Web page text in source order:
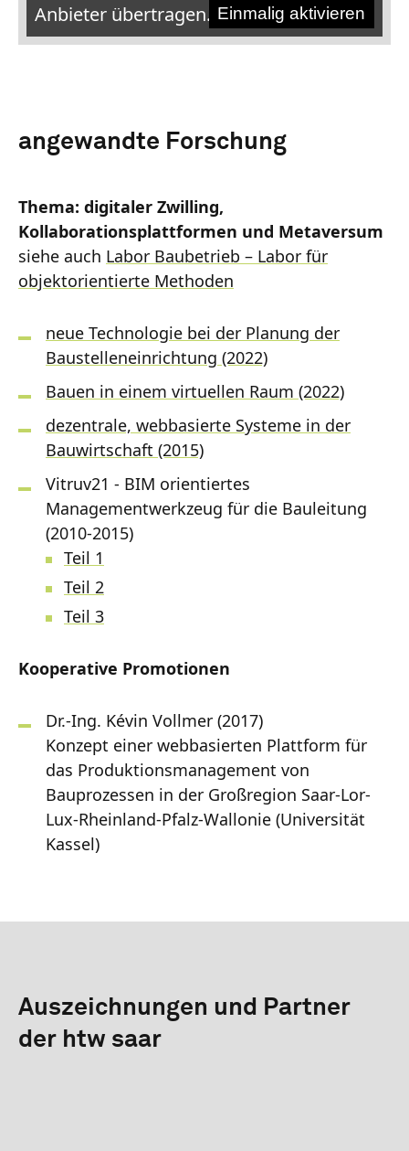
Anbieter übertragen. Einmalig aktivieren
angewandte Forschung
Thema: digitaler Zwilling,
Kollaborationsplattformen und Metaversum
siehe auch Labor Baubetrieb – Labor für
objektorientierte Methoden
neue Technologie bei der Planung der
Baustelleneinrichtung (2022)
Bauen in einem virtuellen Raum (2022)
dezentrale, webbasierte Systeme in der
Bauwirtschaft (2015)
Vitruv21 - BIM orientiertes
Managementwerkzeug für die Bauleitung
(2010-2015)
Teil 1
Teil 2
Teil 3
Kooperative Promotionen
Dr.-Ing. Kévin Vollmer (2017)
Konzept einer webbasierten Plattform für
das Produktionsmanagement von
Bauprozessen in der Großregion Saar-Lor-
Lux-Rheinland-Pfalz-Wallonie (Universität
Kassel)
Auszeichnungen und Partner
der htw saar